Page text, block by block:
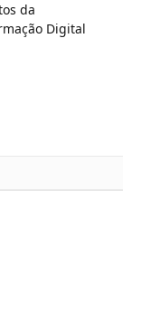
da
Digital